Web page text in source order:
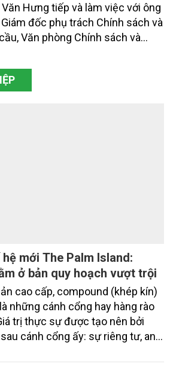
Hưng tiếp và làm việc với ông
đốc phụ trách Chính sách và
Văn phòng Chính sách và
Kỳ (FDA).
mới The Palm Island:
ở bản quy hoạch vượt trội
cao cấp, compound (khép kín)
những cánh cổng hay hàng rào
trị thực sự được tạo nên bởi
cánh cổng ấy: sự riêng tư, an
riêng cho họ.